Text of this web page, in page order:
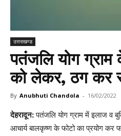
उत्तराखण्ड
पतंजलि योग
को लेकर, ठग कर
By Anubhuti Chandola - 16/02/2022
देहरादून:पतंजलि योग ग्राम में इलाज व
आचार्य बालकृष्ण के फोटो का प्रयोग कर